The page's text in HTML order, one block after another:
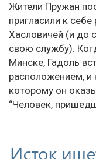
Жители Пружан
пригласили к
Хасловичей (и до
свою службу).
Минске, Гадоль
расположением, и
которому он
“Человек,